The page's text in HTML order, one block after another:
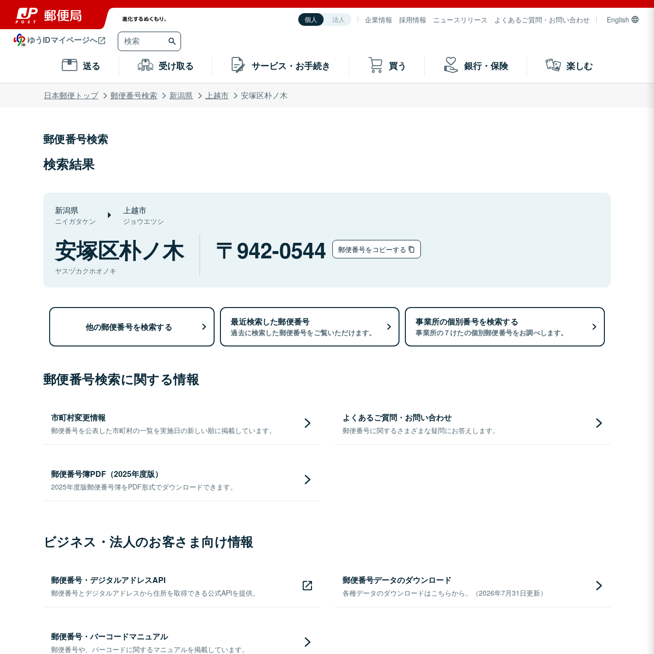
個人 法人 企業情報 採用情報 ニュースリリース よくあるご質問・お問い合わせ English
ゆうIDマイページへ
送る 受け取る サービス・お手続き 買う 銀行・保険 楽しむ
日本郵便トップ 郵便番号検索 新潟県 上越市 安塚区朴ノ木
郵便番号検索
検索結果
新潟県
ニイガタケン
上越市
ジョウエツシ
安塚区朴ノ木
ヤスヅカクホオノキ
942-0544 郵便番号をコピーする
他の郵便番号を検索する 最近検索した郵便番号
過去に検索した郵便番号をご覧いただけます。
事業所の個別番号を検索する
事業所の７けたの個別郵便番号をお調べします。
郵便番号検索に関する情報
市町村変更情報
郵便番号を公表した市町村の一覧を実施日の新しい順に掲載しています。
よくあるご質問・お問い合わせ
郵便番号に関するさまざまな疑問にお答えします。
郵便番号簿PDF（2025年度版）
2025年度版郵便番号簿をPDF形式でダウンロードできます。
ビジネス・法人のお客さま向け情報
郵便番号・デジタルアドレスAPI
郵便番号とデジタルアドレスから住所を取得できる公式APIを提供。
郵便番号データのダウンロード
各種データのダウンロードはこちらから。（2026年7月31日更新）
郵便番号・バーコードマニュアル
郵便番号や、バーコードに関するマニュアルを掲載しています。